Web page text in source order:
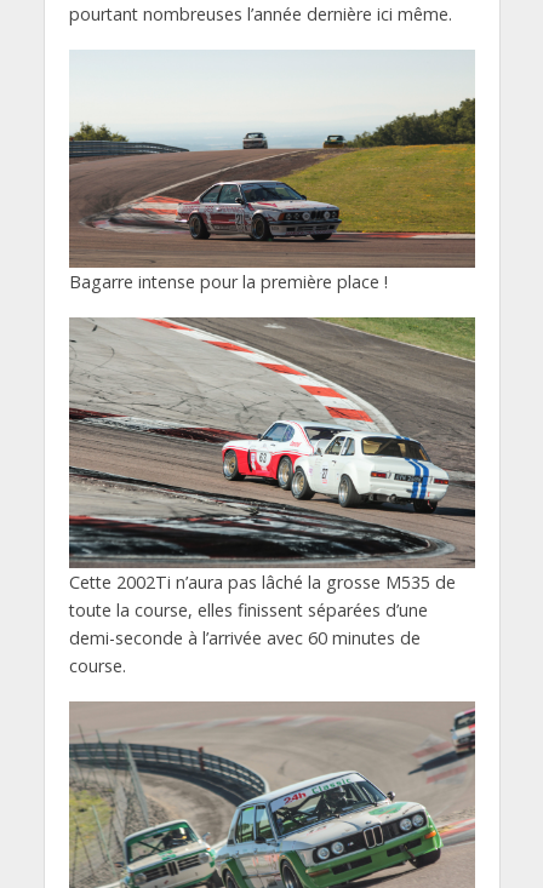
pourtant nombreuses l’année dernière ici même.
Bagarre intense pour la première place !
Cette 2002Ti n’aura pas lâché la grosse M535 de
toute la course, elles finissent séparées d’une
demi-seconde à l’arrivée avec 60 minutes de
course.